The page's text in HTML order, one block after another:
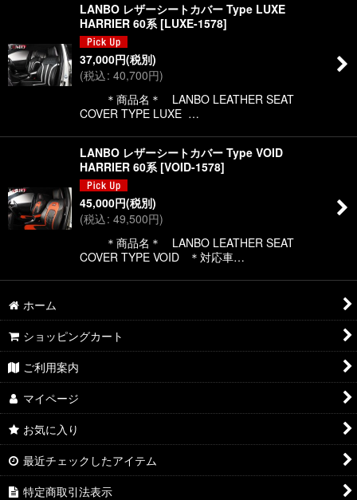
LANBO レザーシートカバー Type LUXE
HARRIER 60系 [LUXE-1578]
37,000円(税別)
(税込: 40,700円)
＊商品名＊ LANBO LEATHER SEAT
COVER TYPE LUXE …
LANBO レザーシートカバー Type VOID
HARRIER 60系 [VOID-1578]
45,000円(税別)
(税込: 49,500円)
＊商品名＊ LANBO LEATHER SEAT
COVER TYPE VOID ＊対応車…
ホーム
ショッピングカート
ご利用案内
マイページ
お気に入り
最近チェックしたアイテム
特定商取引法表示